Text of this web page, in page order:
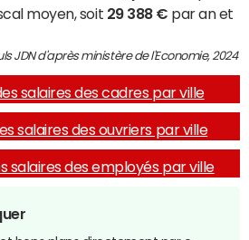
moyen, soit 29 388 € par an et
JDN d'après ministère de l'Economie, 2024
salaires des cadres par ville
salaires des ouvriers par ville
salaires des employés par ville